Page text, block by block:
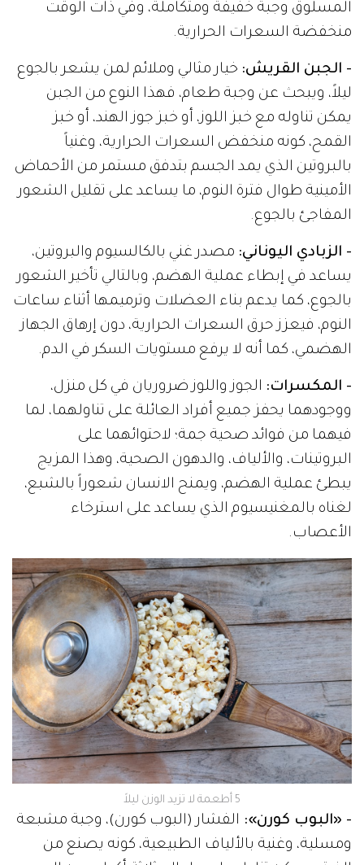
المسلوق وجبة خفيفة ومتكاملة، وفي ذات الوقت
منخفضة السعرات الحرارية.
- الجبن القريش: خيار مثالي وملائم لمن يشعر بالجوع
ليلاً، ويبحث عن وجبة طعام، فهذا النوع من الجبن
يمكن تناوله مع خبز اللوز، أو خبز جوز الهند، أو خبز
القمح، كونه منخفض السعرات الحرارية، وغنياً
بالبروتين الذي يمد الجسم بتدفق مستمر من الأحماض
الأمينية طوال فترة النوم، ما يساعد على تقليل الشعور
المفاجئ بالجوع.
- الزبادي اليوناني: مصدر غني بالكالسيوم والبروتين،
يساعد في إبطاء عملية الهضم، وبالتالي تأخير الشعور
بالجوع، كما يدعم بناء العضلات وترميمها أثناء ساعات
النوم، فيعزز حرق السعرات الحرارية، دون إرهاق الجهاز
الهضمي، كما أنه لا يرفع مستويات السكر في الدم.
- المكسرات: الجوز واللوز ضروريان في كل منزل،
ووجودهما يحفز جميع أفراد العائلة على تناولهما، لما
فيهما من فوائد صحية جمة؛ لاحتوائهما على
البروتينات، والألياف، والدهون الصحية، وهذا المزيج
يبطئ عملية الهضم، ويمنح الانسان شعوراً بالشبع،
لغناه بالمغنيسيوم الذي يساعد على استرخاء
الأعصاب.
5 أطعمة لا تزيد الوزن ليلاً
- «البوب كورن»: الفشار (البوب كورن)، وجبة مشبعة
ومسلية، وغنية بالألياف الطبيعية، كونه يصنع من